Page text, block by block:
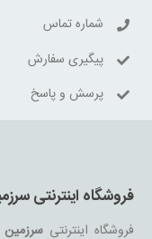
شماره تماس
پیگیری سفارش
پرسش و پاسخ
فروشگاه اینترنتی
فروشگاه اینترنتی